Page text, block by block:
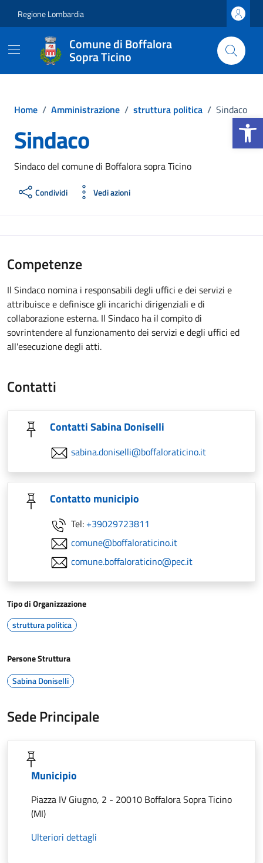
Apri la
Regione Lombardia
Comune di Boffalora
Sopra Ticino
Home / Amministrazione / struttura politica / Sindaco
Sindaco
Sindaco del comune di Boffalora sopra Ticino
Condividi Vedi azioni
Competenze
Il Sindaco nomina i responsabili degli uffici e dei servizi e
attribuisce e definisce gli incarichi dirigenziali e di
collaborazione esterna. Il Sindaco ha il compito di
sovrintendere al funzionamento dei servizi e degli uffici ed
all'esecuzione degli atti.
Contatti
Contatti Sabina Doniselli
sabina.doniselli@boffaloraticino.it
Contatto municipio
Tel: +39029723811
comune@boffaloraticino.it
comune.boffaloraticino@pec.it
Tipo di Organizzazione
struttura politica
Persone Struttura
Sabina Doniselli
Sede Principale
Municipio
Piazza IV Giugno, 2 - 20010 Boffalora Sopra Ticino
(MI)
Ulteriori dettagli